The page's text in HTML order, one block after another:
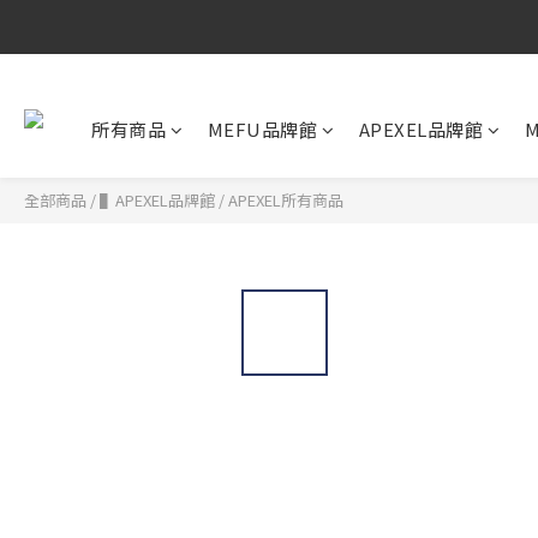
所有商品 MEFU品牌館 APEXEL品牌館
全部商品 /▌APEXEL品牌館 /APEXEL所有商品